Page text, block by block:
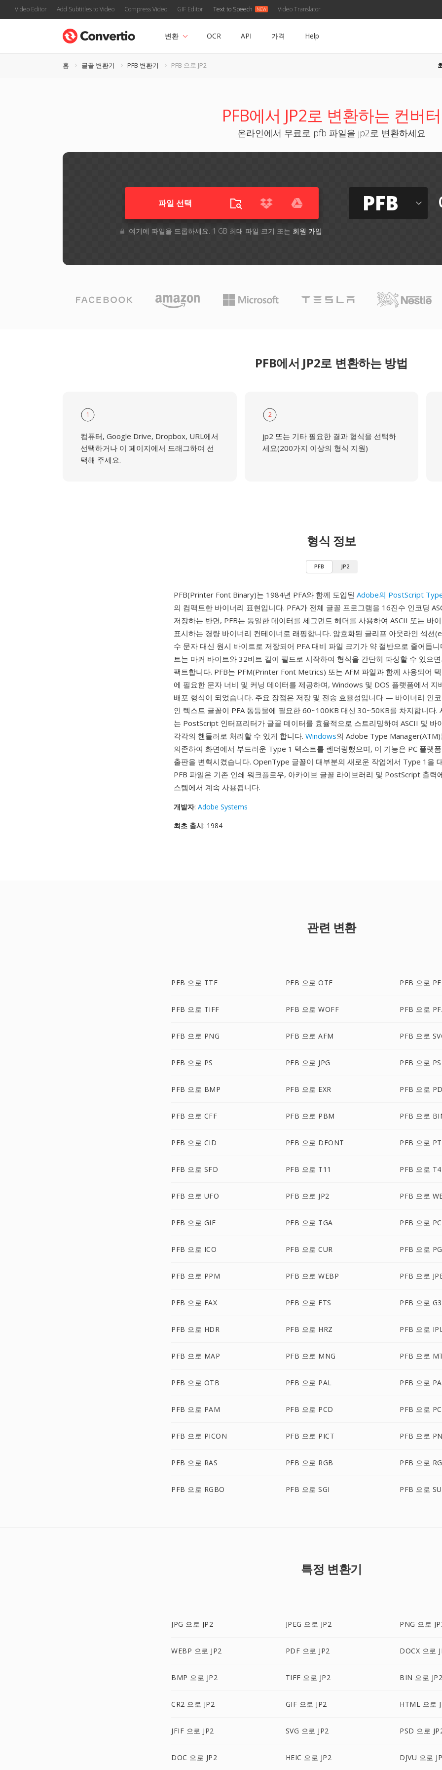
Video Editor Add Subtitles to Video Compress Video GIF Editor Text to Speech Video Translator
변환 OCR API 가격 Help
홈 글꼴 변환기 PFB 변환기 PFB 으로 JP2
PFB에서 JP2로 변환하는 컨버터
온라인에서 무료로 pfb 파일을 jp2로 변환하세요
파일 선택
여기에 파일을 드롭하세요. 1 GB 최대 파일 크기 또는 회원 가입
PFB
PFB에서 JP2로 변환하는 방법
1
컴퓨터, Google Drive, Dropbox, URL에서
선택하거나 이 페이지에서 드래그하여 선
택해 주세요.
2
jp2 또는 기타 필요한 결과 형식을 선택하
세요(200가지 이상의 형식 지원)
형식 정보
PFB JP2
PFB(Printer Font Binary)는 1984년 PFA와 함께 도입된 Adobe의 PostScript
의 컴팩트한 바이너리 표현입니다. PFA가 전체 글꼴 프로그램을 16진수 인코딩
저장하는 반면, PFB는 동일한 데이터를 세그먼트 헤더를 사용하여 ASCII 또는 바
표시하는 경량 바이너리 컨테이너로 래핑합니다. 암호화된 글리프 아웃라인 섹션
수 문자 대신 원시 바이트로 저장되어 PFA 대비 파일 크기가 약 절반으로 줄어듭니
트는 마커 바이트와 32비트 길이 필드로 시작하여 형식을 간단히 파싱할 수 있으
팩트합니다. PFB는 PFM(Printer Font Metrics) 또는 AFM 파일과 함께 사용되어
에 필요한 문자 너비 및 커닝 데이터를 제공하며, Windows 및 DOS 플랫폼에서 지
배포 형식이 되었습니다. 주요 장점은 저장 및 전송 효율성입니다 — 바이너리 인
인 텍스트 글꼴이 PFA 동등물에 필요한 60~100KB 대신 30~50KB를 차지합니다.
는 PostScript 인터프리터가 글꼴 데이터를 효율적으로 스트리밍하여 ASCII 및 바
각각의 핸들러로 처리할 수 있게 합니다. Windows의 Adobe Type Manager(ATM)
의존하여 화면에서 부드러운 Type 1 텍스트를 렌더링했으며, 이 기능은 PC 플랫
출판을 변혁시켰습니다. OpenType 글꼴이 대부분의 새로운 작업에서 Type 1을
PFB 파일은 기존 인쇄 워크플로우, 아카이브 글꼴 라이브러리 및 PostScript 출력
스템에서 계속 사용됩니다.
개발자: Adobe Systems
최초 출시: 1984
관련 변환
PFB 으로 TTF PFB 으로 OTF PFB 으로
PFB 으로 TIFF PFB 으로 WOFF PFB 으로
PFB 으로 PNG PFB 으로 AFM PFB 으로
PFB 으로 PS PFB 으로 JPG PFB 으로
PFB 으로 BMP PFB 으로 EXR PFB 으로
PFB 으로 CFF PFB 으로 PBM PFB 으로
PFB 으로 CID PFB 으로 DFONT PFB 으로
PFB 으로 SFD PFB 으로 T11 PFB 으로
PFB 으로 UFO PFB 으로 JP2 PFB 으로
PFB 으로 GIF PFB 으로 TGA PFB 으로
PFB 으로 ICO PFB 으로 CUR PFB 으로
PFB 으로 PPM PFB 으로 WEBP PFB 으로
PFB 으로 FAX PFB 으로 FTS PFB 으로 G3
PFB 으로 HDR PFB 으로 HRZ PFB 으로
PFB 으로 MAP PFB 으로 MNG PFB 으로
PFB 으로 OTB PFB 으로 PAL PFB 으로
PFB 으로 PAM PFB 으로 PCD PFB 으로
PFB 으로 PICON PFB 으로 PICT PFB 으로
PFB 으로 RAS PFB 으로 RGB PFB 으로
PFB 으로 RGBO PFB 으로 SGI PFB 으로
특정 변환기
JPG 으로 JP2 JPEG 으로 JP2 PNG 으로
WEBP 으로 JP2 PDF 으로 JP2 DOCX 으로
BMP 으로 JP2 TIFF 으로 JP2 BIN 으로 JP2
CR2 으로 JP2 GIF 으로 JP2 HTML 으로
JFIF 으로 JP2 SVG 으로 JP2 PSD 으로
DOC 으로 JP2 HEIC 으로 JP2 DJVU 으로